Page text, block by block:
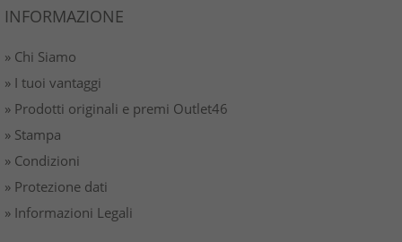
INFORMAZIONE
» Chi Siamo
» I tuoi vantaggi
» Prodotti originali e premi Outlet46
» Stampa
» Condizioni
» Protezione dati
» Informazioni Legali